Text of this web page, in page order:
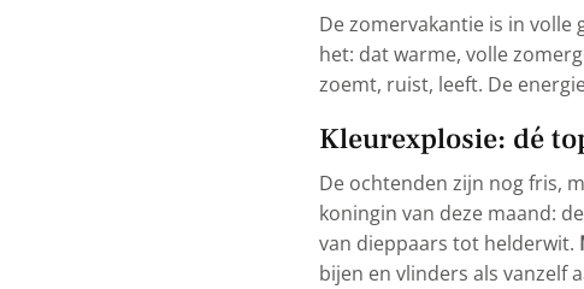
De zomervakantie is in volle
het: dat warme, volle
zoemt, ruist, leeft. De
Kleurexplosie: dé
De ochtenden zijn nog fris,
koningin van deze maand: de
van dieppaars tot helderwit.
bijen en vlinders als vanzelf